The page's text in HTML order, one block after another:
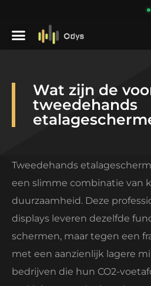
Wat zijn de
tweedehands
Tweedehands
een slimme combinatie van
duurzaamheid. Deze
displays leveren dezelfde
schermen, maar tegen een
met een aanzienlijk lagere
bedrijven die hun CO2-